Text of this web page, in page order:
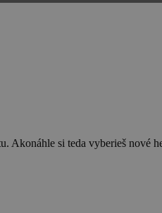
Akonáhle si teda vyberieš nové